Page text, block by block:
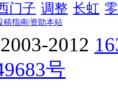
门子 调整 长虹
稿指南|资助本站
2012
号